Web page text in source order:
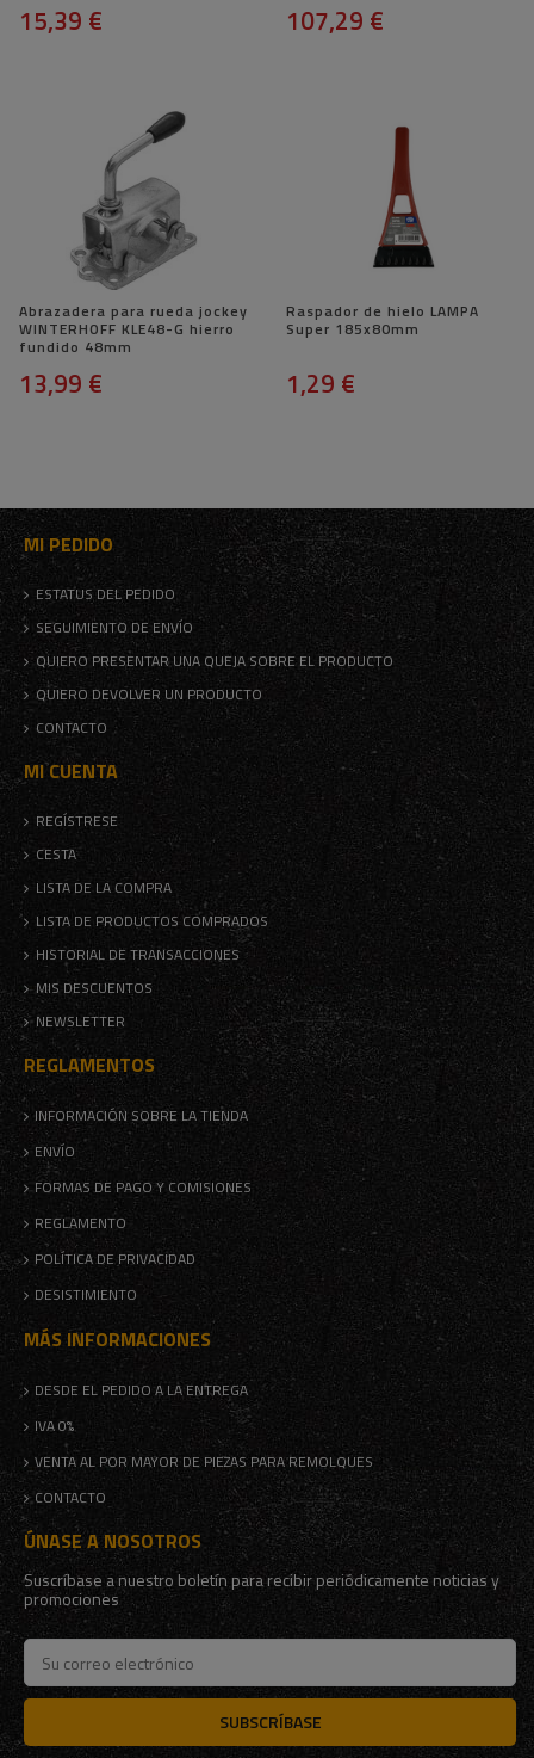
15,39 € 107,29 €
Abrazadera para rueda jockey
WINTERHOFF KLE48-G hierro
fundido 48mm
13,99 €
Raspador de hielo LAMPA
Super 185x80mm
1,29 €
MI PEDIDO
ESTATUS DEL PEDIDO
SEGUIMIENTO DE ENVÍO
QUIERO PRESENTAR UNA QUEJA SOBRE EL PRODUCTO
QUIERO DEVOLVER UN PRODUCTO
CONTACTO
MI CUENTA
REGÍSTRESE
CESTA
LISTA DE LA COMPRA
LISTA DE PRODUCTOS COMPRADOS
HISTORIAL DE TRANSACCIONES
MIS DESCUENTOS
NEWSLETTER
REGLAMENTOS
INFORMACIÓN SOBRE LA TIENDA
ENVÍO
FORMAS DE PAGO Y COMISIONES
REGLAMENTO
POLÍTICA DE PRIVACIDAD
DESISTIMIENTO
MÁS INFORMACIONES
DESDE EL PEDIDO A LA ENTREGA
IVA 0%
VENTA AL POR MAYOR DE PIEZAS PARA REMOLQUES
CONTACTO
ÚNASE A NOSOTROS
Suscríbase a nuestro boletín para recibir periódicamente noticias y
promociones
SUBSCRÍBASE